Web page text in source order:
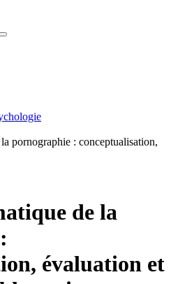
pornographie : conceptualisation,
de la
évaluation et